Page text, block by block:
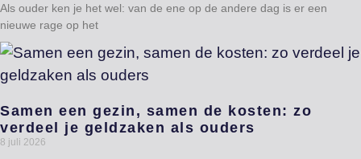
Als ouder ken je het wel: van de ene op de andere dag is er een
nieuwe rage op het
Samen een gezin, samen de kosten: zo
verdeel je geldzaken als ouders
8 juli 2026